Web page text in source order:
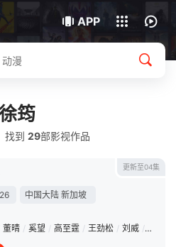
APP
下载客户端
观影记录
筠
找到 29部影视作品
更新至04集
中国大陆 新加坡
董晴 / 奚望 / 高至霆 / 王劲松 / 刘威 / 石云鹏